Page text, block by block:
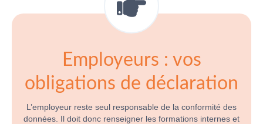
Employeurs : vos
obligations de déclaration
L’employeur reste seul responsable de la conformité des
données. Il doit donc renseigner les formations internes et